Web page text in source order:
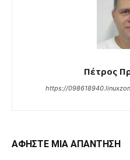
Πέτρος
https://
ΑΦΗΣΤΕ ΜΙΑ ΑΠΑΝΤΗΣΗ